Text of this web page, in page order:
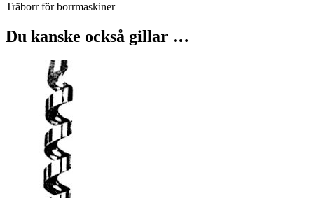
Träborr för borrmaskiner
Du kanske också gillar …